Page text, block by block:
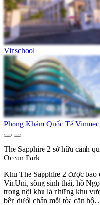
Vinschool
Phòng Khám Quốc Tế
The Sapphire 2 sở hữu cảnh
Ocean Park
Khu The Sapphire 2 được bao
VinUni, sông sinh thái, hồ
trong nội khu là những khu
bên dưới chân mỗi tòa căn